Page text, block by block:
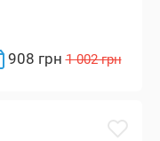
908 грн 1 002 грн